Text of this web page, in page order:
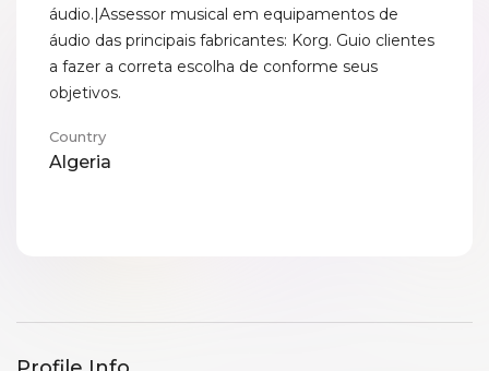
áudio.|Assessor musical em equipamentos de
áudio das principais fabricantes: Korg. Guio clientes
a fazer a correta escolha de conforme seus
objetivos.
Country
Algeria